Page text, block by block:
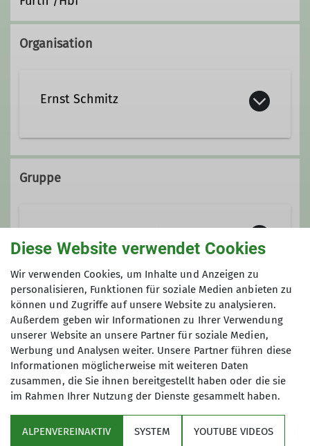
Organisation
Ernst Schmitz
9796814
Gruppe
Wandergruppe "Franken zu Fuß"
Wir sindeine Wandergruppe unter
dem Dach des Deutschen
Alpenvereins – Sektion Fürth.
Der Name unserer Gruppe„Franken zu
Fuß“ist Programm:Wir sind
überwiegend Franken und wir
wandern in Franken.Wir
durchwandern hierbei sowohl die
Haßberge, den Steigerwald, die Höhen
Anmeldung
0911 97 968 14
Diese Website verwendet Cookies
Wir verwenden Cookies, um Inhalte und Anzeigen zu
personalisieren, Funktionen für soziale Medien anbieten zu
können und Zugriffe auf unsere Website zu analysieren.
Außerdem geben wir Informationen zu Ihrer Verwendung
unserer Website an unsere Partner für soziale Medien,
Werbung und Analysen weiter. Unsere Partner führen diese
Informationen möglicherweise mit weiteren Daten
zusammen, die Sie ihnen bereitgestellt haben oder die sie
im Rahmen Ihrer Nutzung der Dienste gesammelt haben.
ALPENVEREINAKTIV SYSTEM YOUTUBE VIDEOS